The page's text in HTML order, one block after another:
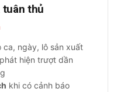
tuân thủ
ca, ngày, lô sản xuất
phát hiện trượt dần
khi có cảnh báo